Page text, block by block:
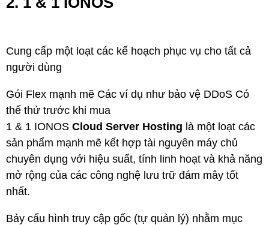
Cung cấp một loạt các kế hoạch phục vụ cho tất cả
người dùng
Gói Flex mạnh mẽ Các ví dụ như bảo vệ DDoS Có
thể thử trước khi mua
1 & 1 IONOS Cloud Server Hosting là một loạt các
sản phẩm mạnh mẽ kết hợp tài nguyên máy chủ
chuyên dụng với hiệu suất, tính linh hoạt và khả năng
mở rộng của các công nghệ lưu trữ đám mây tốt
nhất.
Bảy cấu hình truy cập gốc (tự quản lý) nhằm mục